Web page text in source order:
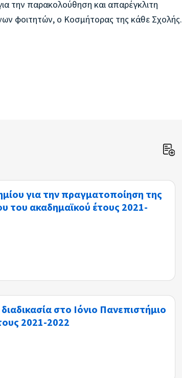
την παρακολούθηση και απαρέγκλιτη
φοιτητών, ο Κοσμήτορας της κάθε Σχολής.
για την πραγματοποίηση της
του ακαδημαϊκού έτους 2021-
στο Ιόνιο Πανεπιστήμιο
2021-2022